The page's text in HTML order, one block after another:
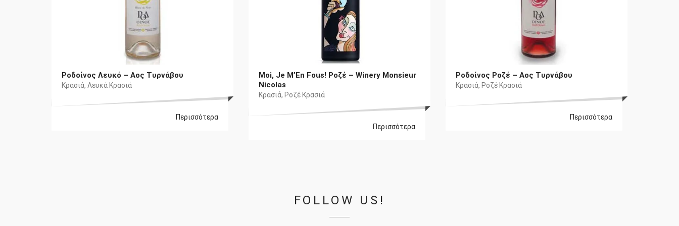
Ροδοίνος Λευκό – Αος Τυρνάβου
Κρασιά, Λευκά Κρασιά
Περισσότερα
Moi, Je M’En Fous! Ροζέ – Winery Monsieur
Nicolas
Κρασιά, Ροζέ Κρασιά
Περισσότερα
Ροδοίνος Ροζέ – Αος Τυρνάβου
Κρασιά, Ροζέ Κρασιά
Περισσότερα
FOLLOW US!